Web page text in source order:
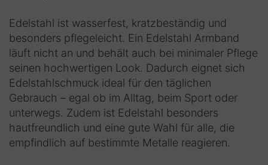
Edelstahl ist wasserfest, kratzbeständig und
besonders pflegeleicht. Ein Edelstahl Armband
läuft nicht an und behält auch bei minimaler Pflege
seinen hochwertigen Look. Dadurch eignet sich
Edelstahlschmuck ideal für den täglichen
Gebrauch – egal ob im Alltag, beim Sport oder
unterwegs. Zudem ist Edelstahl besonders
hautfreundlich und eine gute Wahl für alle, die
empfindlich auf bestimmte Metalle reagieren.